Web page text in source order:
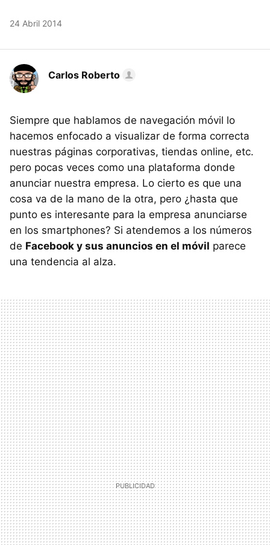
24 Abril 2014
Carlos Roberto
Siempre que hablamos de navegación móvil lo
hacemos enfocado a visualizar de forma correcta
nuestras páginas corporativas, tiendas online, etc.
pero pocas veces como una plataforma donde
anunciar nuestra empresa. Lo cierto es que una
cosa va de la mano de la otra, pero ¿hasta que
punto es interesante para la empresa anunciarse
en los smartphones? Si atendemos a los números
de Facebook y sus anuncios en el móvil parece
una tendencia al alza.